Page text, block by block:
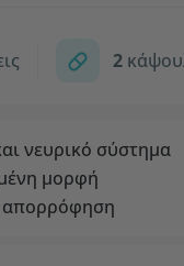
2
νευρικό σύστημα
μορφή
απορρόφηση